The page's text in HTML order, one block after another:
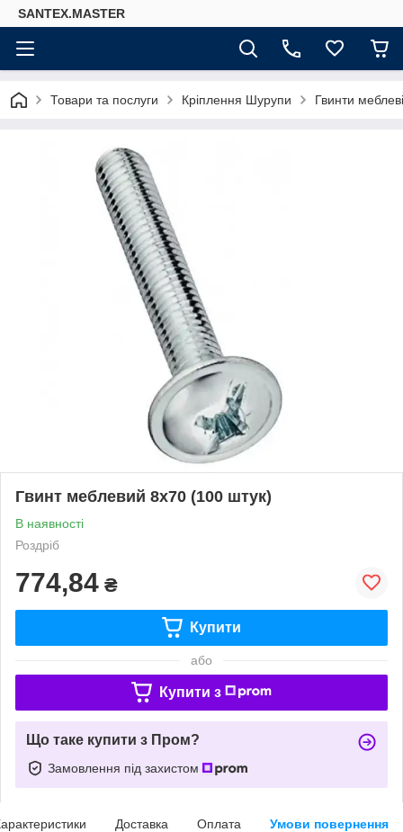
SANTEX.MASTER
Товари та послуги Кріплення Шурупи Гвинти
Гвинт меблевий 8х70 (100 штук)
В наявності
Роздріб
774,84 ₴
Купити
або
Купити з
Що таке купити з Пром?
Замовлення під захистом
Доставка Оплата Умови повернення